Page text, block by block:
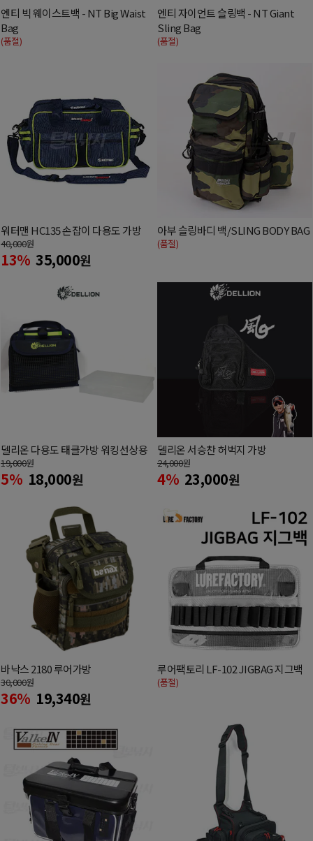
엔티 빅 웨이스트백 - NT Big Waist
Bag
(품절)
엔티 자이언트 슬링백 - NT Giant
Sling Bag
(품절)
워터맨 HC135 손잡이 다용도 가방
40,000원
13% 35,000원
아부 슬링바디 백/SLING BODY BAG
(품절)
델리온 다용도 태클가방 워킹선상용
19,000원
5% 18,000원
델리온 서승찬 허벅지 가방
24,000원
4% 23,000원
바낙스 2180 루어가방
30,000원
36% 19,340원
루어팩토리 LF-102 JIGBAG 지그백
(품절)